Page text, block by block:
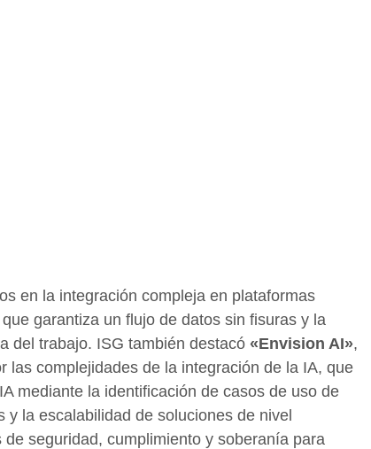
en la integración compleja en plataformas
garantiza un flujo de datos sin fisuras y la
del trabajo. ISG también destacó «Envision AI»,
las complejidades de la integración de la IA, que
mediante la identificación de casos de uso de
la escalabilidad de soluciones de nivel
seguridad, cumplimiento y soberanía para